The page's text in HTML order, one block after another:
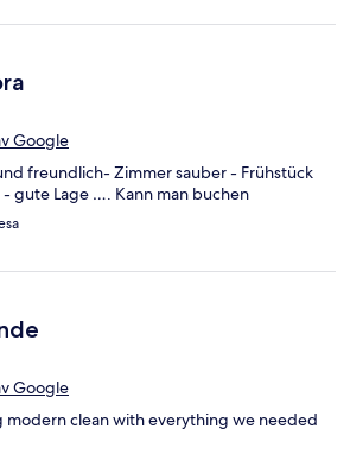
Google
freundlich- Zimmer sauber - Frühstück
gute Lage …. Kann man buchen
Google
modern clean with everything we needed